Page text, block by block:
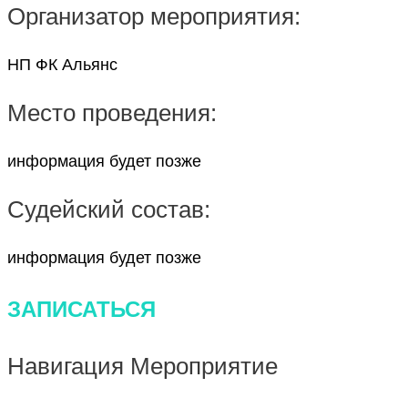
Организатор мероприятия:
НП ФК Альянс
Место проведения:
информация будет позже
Судейский состав:
информация будет позже
ЗАПИСАТЬСЯ
Навигация Мероприятие